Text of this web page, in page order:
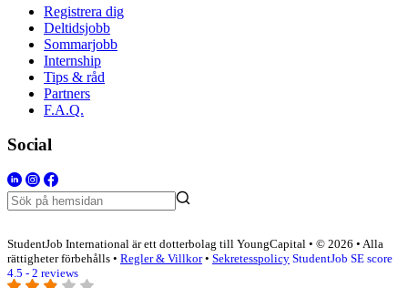
Registrera dig
Deltidsjobb
Sommarjobb
Internship
Tips & råd
Partners
F.A.Q.
Social
StudentJob International är ett dotterbolag till YoungCapital • © 2026 • Alla
rättigheter förbehålls • Regler & Villkor• Sekretesspolicy StudentJob SE score
4.5 - 2 reviews